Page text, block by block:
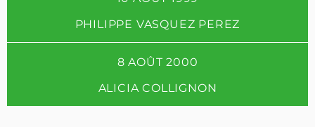
PHILIPPE VASQUEZ PEREZ
8 AOÛT 2000
ALICIA COLLIGNON